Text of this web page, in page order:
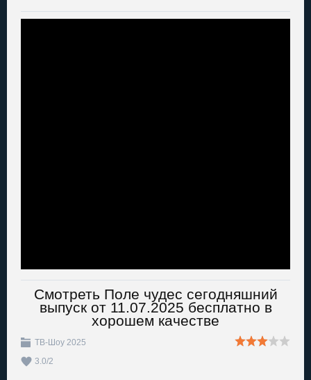
Смотреть Поле чудес сегодняшний
выпуск от 11.07.2025 бесплатно в
хорошем качестве
ТВ-Шоу 2025
3.0/2